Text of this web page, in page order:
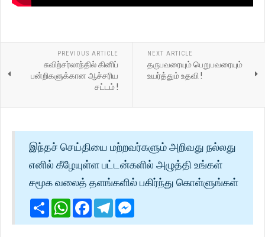
PREVIOUS ARTICLE
சுவிற்சர்லாந்தில் கினிப்
பன்றிகளுக்கான ஆச்சரிய
சட்டம் !
NEXT ARTICLE
தருபவரையும் பெறுபவரையும்
உயர்த்தும் உதவி !
இந்தச் செய்தியை மற்றவர்களும் அறிவது நல்லது
எனில் கீழேயுள்ள பட்டன்களில் அழுத்தி உங்கள்
சமூக வலைத் தளங்களில் பகிர்ந்து கொள்ளுங்கள்
ShareWhatsApp
Facebook
Telegram